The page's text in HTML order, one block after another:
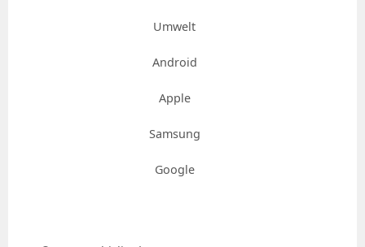
Umwelt
Android
Apple
Samsung
Google